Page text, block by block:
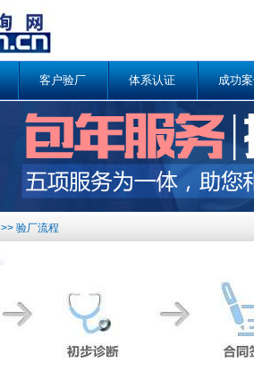
客户验厂 体系认证 成功
>> 验厂流程